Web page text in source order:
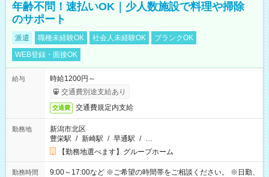
年齢不問！速払いOK｜少人数施設で料理や掃除
のサポート
派遣 職種未経験OK 社会人未経験OK
ブランクOK
WEB登録・面接OK
給与
時給1200円～
交通費別途支給あり
交通費 交通費規定内支給
勤務地
新潟市北区
豊栄駅 / 新崎駅 / 早通駅 / …
【勤務地選べます】グループホーム
勤務時間
9:00～17:00など ※ご希望の時間帯をご相談ください。 ※日勤、